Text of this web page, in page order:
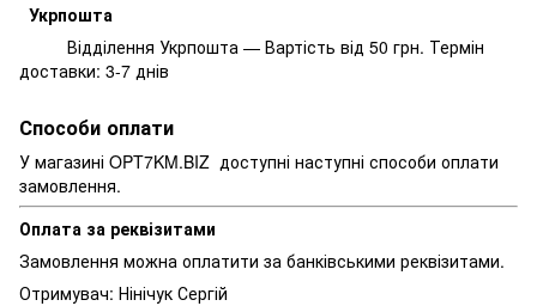
Укрпошта
Відділення Укрпошта — Вартість від 50 грн. Термін
доставки: 3-7 днів
Способи оплати
У магазині OPT7KM.BIZ доступні наступні способи оплати
замовлення.
Оплата за реквізитами
Замовлення можна оплатити за банківськими реквізитами.
Отримувач: Нінічук Сергій